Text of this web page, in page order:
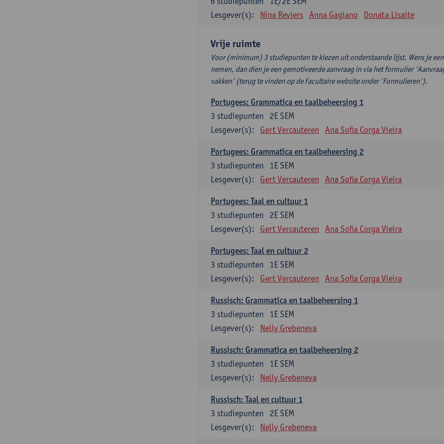
Lesgever(s):
Nina Reviers Anna Gagiano Donata Lisaite
Vrije ruimte
Voor (minimum) 3 studiepunten te kiezen uit onderstaande lijst. Wens je
nemen, dan dien je een gemotiveerde aanvraag in via het formulier
vakken' (terug te vinden op de facultaire website onder 'Formulieren').
Portugees: Grammatica en taalbeheersing 1
2E SEM
3 studiepunten
Lesgever(s):
Gert Vercauteren Ana Sofia Corga Vieira
Portugees: Grammatica en taalbeheersing 2
1E SEM
3 studiepunten
Lesgever(s):
Gert Vercauteren Ana Sofia Corga Vieira
Portugees: Taal en cultuur 1
2E SEM
3 studiepunten
Lesgever(s):
Gert Vercauteren Ana Sofia Corga Vieira
Portugees: Taal en cultuur 2
1E SEM
3 studiepunten
Lesgever(s):
Gert Vercauteren Ana Sofia Corga Vieira
Russisch: Grammatica en taalbeheersing 1
1E SEM
3 studiepunten
Lesgever(s):
Nelly Grebeneva
Russisch: Grammatica en taalbeheersing 2
1E SEM
3 studiepunten
Lesgever(s):
Nelly Grebeneva
Russisch: Taal en cultuur 1
2E SEM
3 studiepunten
Lesgever(s):
Nelly Grebeneva